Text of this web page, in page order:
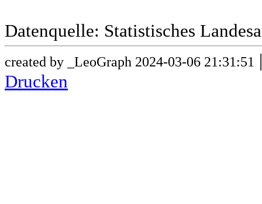
Datenquelle: Statistisches
created by _LeoGraph 2024-03-06 21:31:51
Drucken